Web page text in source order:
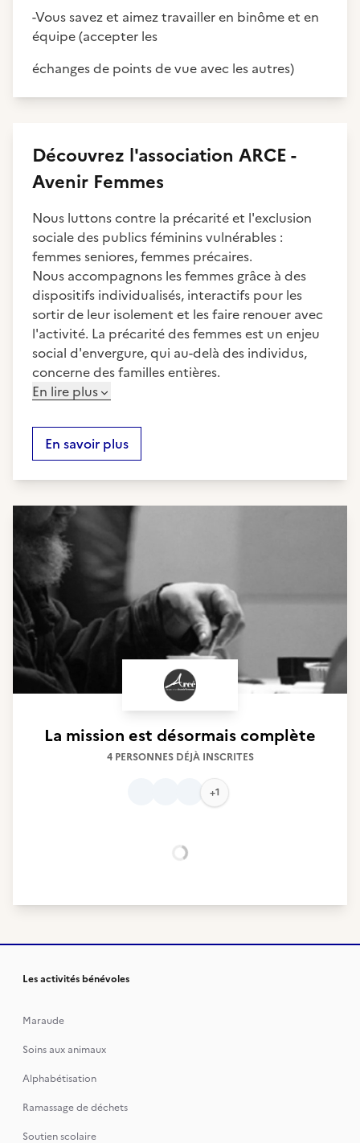
-Vous savez et aimez travailler en binôme et en
équipe (accepter les
échanges de points de vue avec les autres)
Découvrez l'association ARCE -
Avenir Femmes
Nous luttons contre la précarité et l'exclusion
sociale des publics féminins vulnérables :
femmes seniores, femmes précaires.
Nous accompagnons les femmes grâce à des
dispositifs individualisés, interactifs pour les
sortir de leur isolement et les faire renouer avec
l'activité. La précarité des femmes est un enjeu
social d'envergure, qui au-delà des individus,
concerne des familles entières.
En lire plus
En savoir plus
La mission est désormais complète
4 PERSONNES DÉJÀ INSCRITES
+1
Chargement...
Les activités bénévoles
Maraude
Soins aux animaux
Alphabétisation
Ramassage de déchets
Soutien scolaire